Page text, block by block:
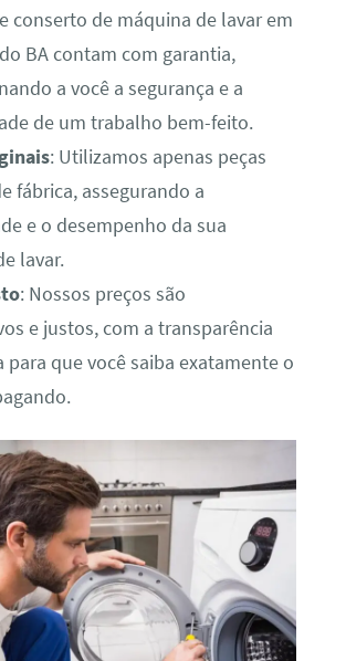
conserto de máquina de lavar em
BA contam com garantia,
a você a segurança e a
de um trabalho bem-feito.
: Utilizamos apenas peças
fábrica, assegurando a
e o desempenho da sua
lavar.
: Nossos preços são
e justos, com a transparência
para que você saiba exatamente o